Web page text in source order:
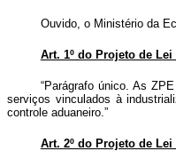
Ouvido, o Ministério da
Art. 1º do Projeto de
“Parágrafo único. As
serviços vinculados à
controle aduaneiro.”
Art. 2º do Projeto de Lei